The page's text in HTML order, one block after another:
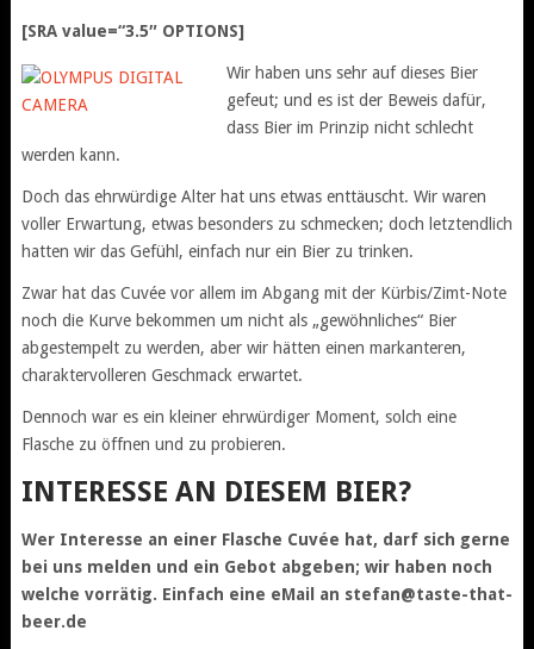
[SRA value=“3.5″ OPTIONS]
Wir haben uns sehr auf dieses Bier
gefeut; und es ist der Beweis dafür,
dass Bier im Prinzip nicht schlecht
werden kann.
Doch das ehrwürdige Alter hat uns etwas enttäuscht. Wir waren
voller Erwartung, etwas besonders zu schmecken; doch letztendlich
hatten wir das Gefühl, einfach nur ein Bier zu trinken.
Zwar hat das Cuvée vor allem im Abgang mit der Kürbis/Zimt-Note
noch die Kurve bekommen um nicht als „gewöhnliches“ Bier
abgestempelt zu werden, aber wir hätten einen markanteren,
charaktervolleren Geschmack erwartet.
Dennoch war es ein kleiner ehrwürdiger Moment, solch eine
Flasche zu öffnen und zu probieren.
INTERESSE AN DIESEM BIER?
Wer Interesse an einer Flasche Cuvée hat, darf sich gerne
bei uns melden und ein Gebot abgeben; wir haben noch
welche vorrätig. Einfach eine eMail an stefan@taste-that-
beer.de